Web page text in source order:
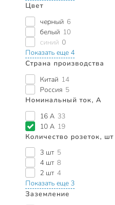
Цвет
черный 6
белый 10
синий 0
Показать еще 4
Страна производства
Китай 14
Россия 5
Номинальный ток, А
16 А 33
10 А 19
Количество розеток, шт
3 шт 5
4 шт 8
2 шт 4
Показать еще 3
Заземление